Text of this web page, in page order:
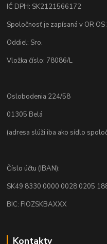
IČ DPH: SK2121566172
Spoločnosť je zapísaná v OR OS
Oddiel: Sro.
Vložka číslo: 78086/L
Oslobodenia 224/58
01305 Belá
(adresa slúži iba ako sídlo
Číslo účtu (IBAN):
SK49 8330 0000 0028 0205
BIC: FIOZSKBAXXX
Kontakty